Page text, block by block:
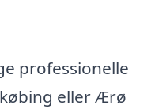
professionelle
eller Ærø